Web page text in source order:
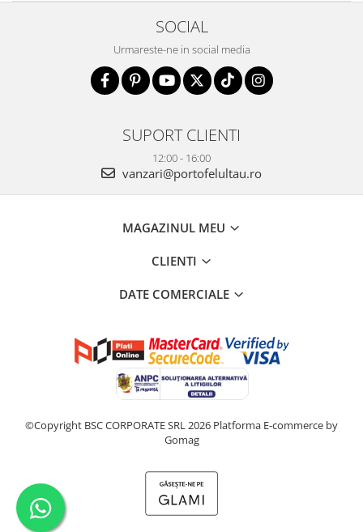
SOCIAL
Urmareste-ne in social media
SUPORT CLIENTI
12:00 - 16:00
vanzari@portofelultau.ro
MAGAZINUL MEU
CLIENTI
DATE COMERCIALE
©Copyright BSC CORPORATE SRL 2026 Platforma E-commerce by
Gomag